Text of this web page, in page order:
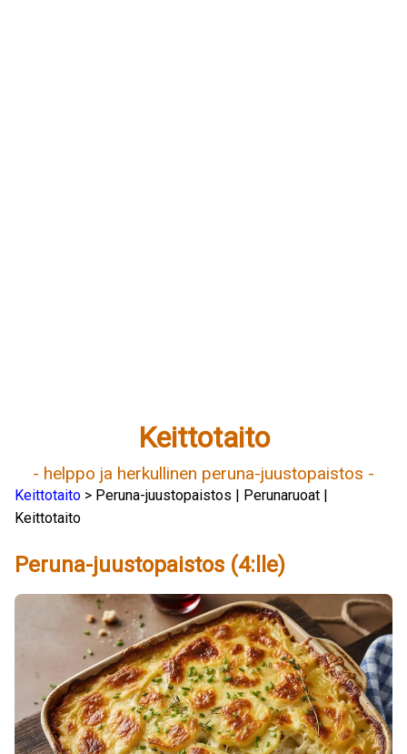
Keittotaito
- helppo ja herkullinen peruna-juustopaistos -
Keittotaito > Peruna-juustopaistos | Perunaruoat |
Keittotaito
Peruna-juustopaistos (4:lle)